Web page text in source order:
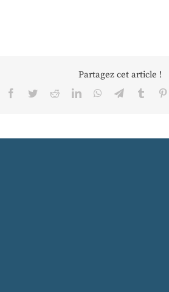
Partagez cet article !
Facebook
TwitterRedditLinkedInWhatsApp
TelegramTumblr